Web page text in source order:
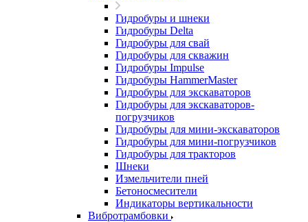
Гидробуры и шнеки
Гидробуры Delta
Гидробуры для свай
Гидробуры для скважин
Гидробуры Impulse
Гидробуры HammerMaster
Гидробуры для экскаваторов
Гидробуры для экскаваторов-
погрузчиков
Гидробуры для мини-экскаваторов
Гидробуры для мини-погрузчиков
Гидробуры для тракторов
Шнеки
Измельчители пней
Бетоносмесители
Индикаторы вертикальности
Вибротрамбовки